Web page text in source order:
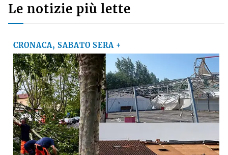
Le notizie più lette
CRONACA, SABATO SERA +